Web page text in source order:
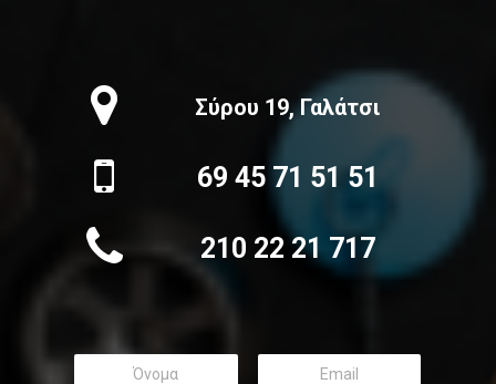
Σύρου 19, Γαλάτσι
69 45 71 51 51
210 22 21 717